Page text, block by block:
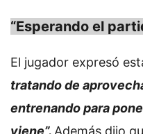
“Esperando el
El jugador expresó
tratando de
entrenando para
viene”. Además dijo